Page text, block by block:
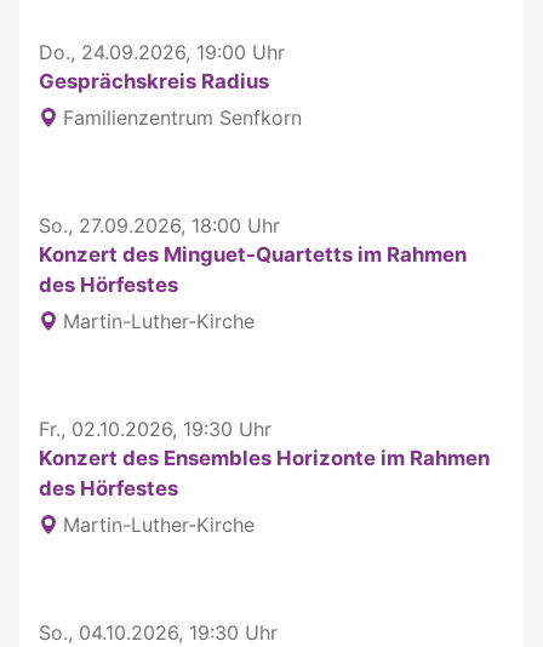
Do., 24.09.2026, 19:00 Uhr
Gesprächskreis Radius
Familienzentrum Senfkorn
So., 27.09.2026, 18:00 Uhr
Konzert des Minguet-Quartetts im Rahmen
des Hörfestes
Martin-Luther-Kirche
Fr., 02.10.2026, 19:30 Uhr
Konzert des Ensembles Horizonte im Rahmen
des Hörfestes
Martin-Luther-Kirche
So., 04.10.2026, 19:30 Uhr